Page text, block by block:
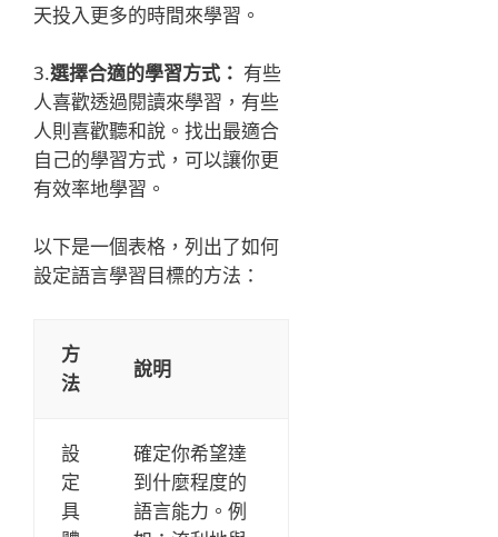
天投入更多的時間來學習。
3.選擇合適的學習方式： 有些
人喜歡透過閱讀來學習，有些
人則喜歡聽和說。找出最適合
自己的學習方式，可以讓你更
有效率地學習。
以下是一個表格，列出了如何
設定語言學習目標的方法：
方
法
說明
設
定
具
確定你希望達
到什麼程度的
語言能力。例